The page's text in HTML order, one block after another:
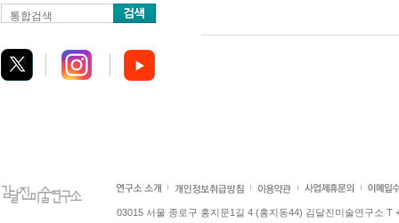
통합검색
03015 서울 종로구 홍지문1길 4 (홍지동44) 김달진미술연구소 T